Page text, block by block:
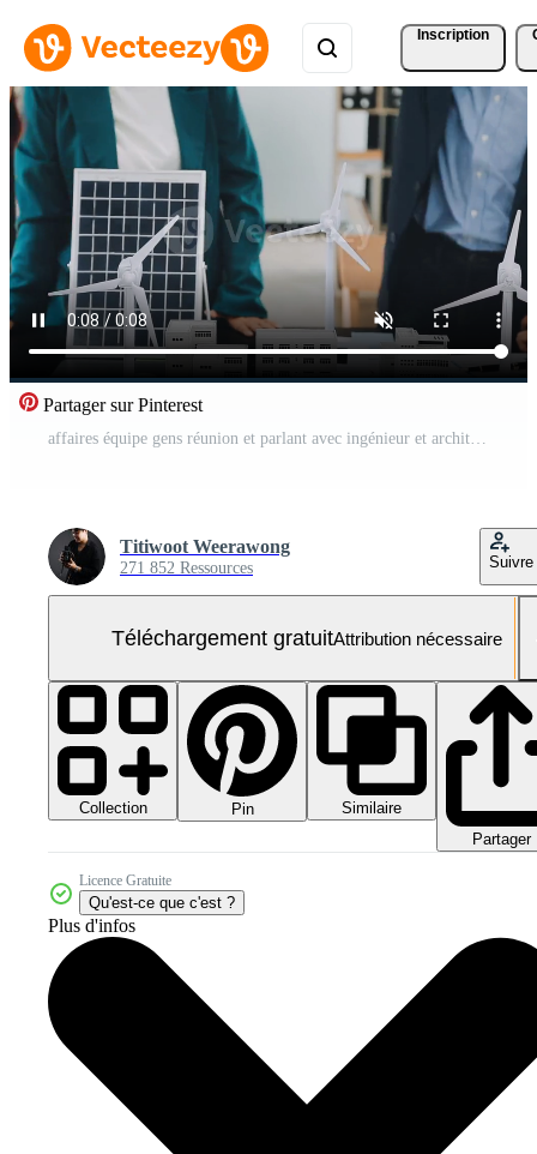
Inscription
Partager sur Pinterest
affaires équipe gens réunion et parlant avec ingénieur et architecture à propos Planification et dessin de bâtiment construction projet, intelligent exécutif professionnel travail à Extérieur, travail en équipe concept Vidéo Gratuite
Titiwoot Weerawong
271 852 Ressources Suivre
Téléchargement gratuitAttribution nécessaire
Collection Pin
Similaire
Partager
Licence Gratuite
Qu'est-ce que c'est ?
Plus d'infos